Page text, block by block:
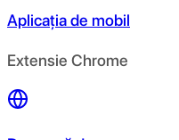
Aplicația de mobil
Extensie Chrome